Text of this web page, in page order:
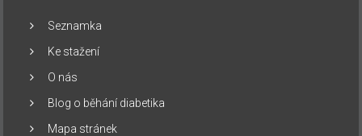
Seznamka
Ke stažení
O nás
Blog o běhání diabetika
Mapa stránek